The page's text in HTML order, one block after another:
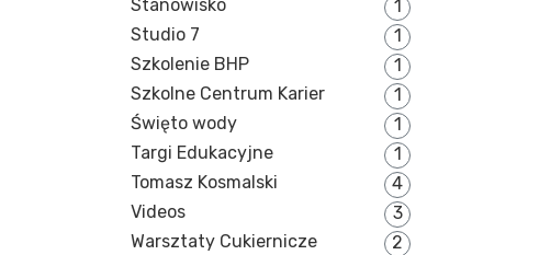
Stanowisko
1
Studio 7
1
Szkolenie BHP
1
Szkolne Centrum Karier
1
Święto wody
1
Targi Edukacyjne
1
Tomasz Kosmalski
4
Videos
3
Warsztaty Cukiernicze
2